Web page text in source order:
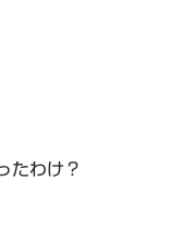
たわけ？